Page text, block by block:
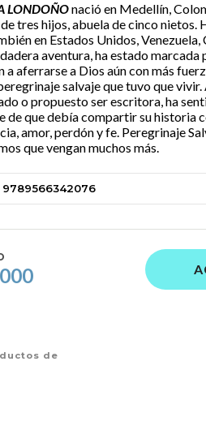
LONDOÑOnació en Medellín,
tres hijos, abuela de cinco nietos.
en Estados Unidos, Venezuela,
aventura, ha estado
a aferrarse a Dios aún con más
salvaje que tuvo que
o propuesto ser escritora, ha
de que debía compartir su historia
amor, perdón y fe. Peregrinaje
que vengan muchos más.
9789566342076
de